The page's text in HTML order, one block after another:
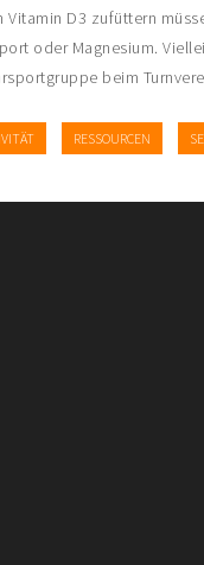
Vitamin D3 zufüttern
oder Magnesium.
beim
RESSOURCEN